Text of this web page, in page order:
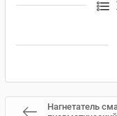
Нагнетатель